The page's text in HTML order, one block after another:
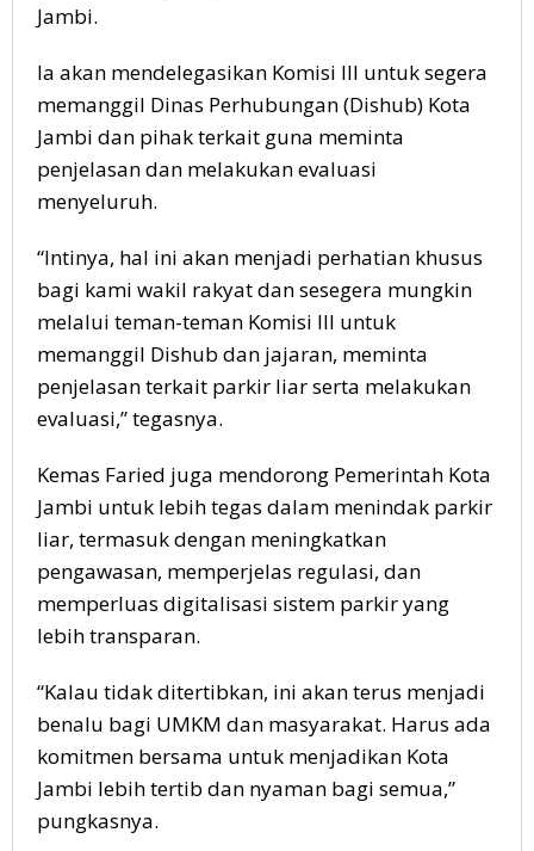
Jambi.
Ia akan mendelegasikan Komisi III untuk segera
memanggil Dinas Perhubungan (Dishub) Kota
Jambi dan pihak terkait guna meminta
penjelasan dan melakukan evaluasi
menyeluruh.
“Intinya, hal ini akan menjadi perhatian khusus
bagi kami wakil rakyat dan sesegera mungkin
melalui teman-teman Komisi III untuk
memanggil Dishub dan jajaran, meminta
penjelasan terkait parkir liar serta melakukan
evaluasi,” tegasnya.
Kemas Faried juga mendorong Pemerintah Kota
Jambi untuk lebih tegas dalam menindak parkir
liar, termasuk dengan meningkatkan
pengawasan, memperjelas regulasi, dan
memperluas digitalisasi sistem parkir yang
lebih transparan.
“Kalau tidak ditertibkan, ini akan terus menjadi
benalu bagi UMKM dan masyarakat. Harus ada
komitmen bersama untuk menjadikan Kota
Jambi lebih tertib dan nyaman bagi semua,”
pungkasnya.